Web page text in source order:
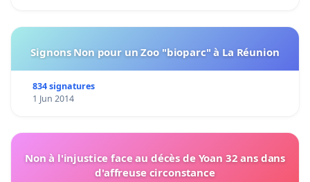
Signons Non pour un Zoo "bioparc" à La Réunion
834 signatures
1 Jun 2014
Non à l'injustice face au décès de Yoan 32 ans dans
d'affreuse circonstance